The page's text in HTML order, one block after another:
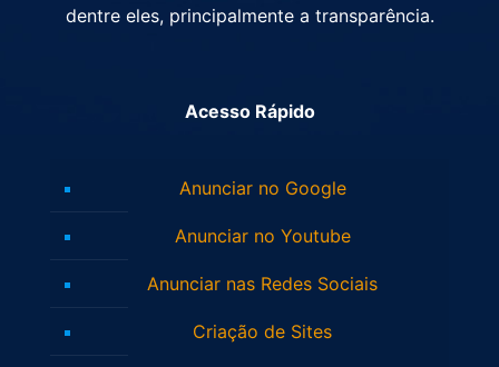
dentre eles, principalmente a transparência.
Acesso Rápido
Anunciar no Google
Anunciar no Youtube
Anunciar nas Redes Sociais
Criação de Sites